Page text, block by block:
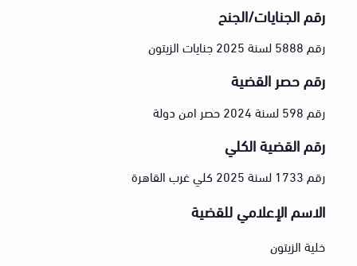
رقم الجنايات/الجنح
رقم 5888 لسنة 2025 جنايات الزيتون
رقم حصر القضية
رقم 598 لسنة 2024 حصر امن دولة
رقم القضية الكلي
رقم 1733 لسنة 2025 كلي غرب القاهرة
الاسم الإعلامي للقضية
خلية الزيتون